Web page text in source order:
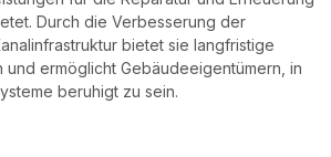
Durch die Verbesserung der
bietet sie langfristige
und ermöglicht Gebäudeeigentümern, in
beruhigt zu sein.